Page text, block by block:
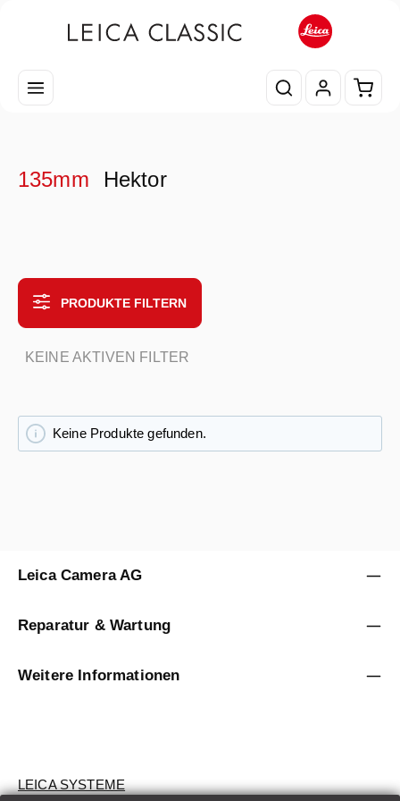
135mm Hektor
PRODUKTE FILTERN
KEINE AKTIVEN FILTER
Keine Produkte gefunden.
Leica Camera AG
Reparatur & Wartung
Weitere Informationen
LEICA SYSTEME